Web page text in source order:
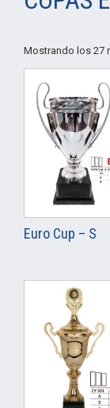
Mostrando los 27
Euro Cup – S